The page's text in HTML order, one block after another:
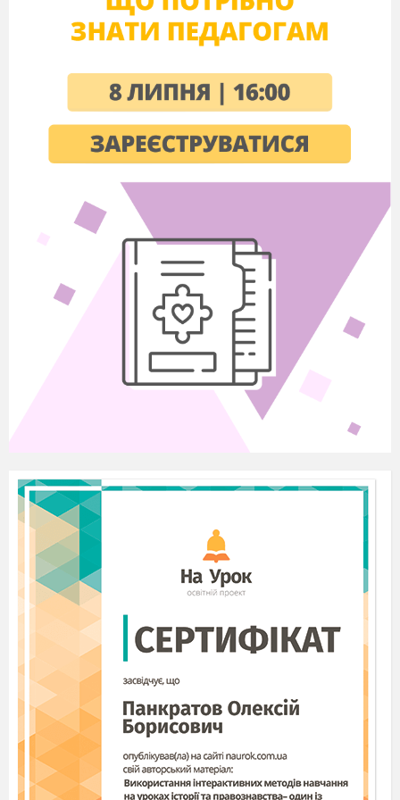
Атом – найдрібніша частинка речовини,
що складається з позитивно зарядженого ядра
Атом, що має заряд, називається йоніт
Хімічній елемент – вид атому з певним
зарядом ядра.ТАК
Заряд ядра чисельно дорівнюється
відносній атомній масіНІ
Частина 2 Мотивація пізнавальної
діяльності.
Усі відомі нині речовини, а їх вже понад
000
000 утворені атомами різних хімічних
елементів. Серед такої великої кількості
речовин потрібна якась класифікація. Я наведу
вам тільки декілька: прості та складні, органічні
та неорганічні, метали та неметали. Та вважаю,
що ви самі можете визначити та класифікувати
речовини за певними ознаками. Спробуємо?
визначити прості та складні речовини та
обґрунтувати свій вибір. (слайд 3)
Харчова сода
Озон